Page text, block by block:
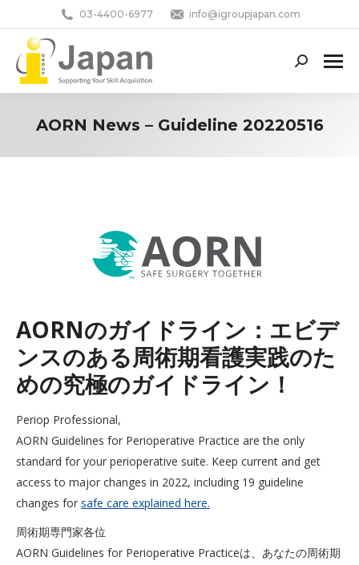
03-4400-6977 info@igroupjapan.com
Search:
AORN News – Guideline 20220516
AORNのガイドライン：エビデ
ンスのある周術期看護実践のた
めの究極のガイドライン！
Periop Professional,
AORN Guidelines for Perioperative Practice are the only
standard for your perioperative suite. Keep current and get
access to major changes in 2022, including 19 guideline
changes for safe care explained here.
周術期専門家各位
AORN Guidelines for Perioperative Practiceは、あなたの周術期